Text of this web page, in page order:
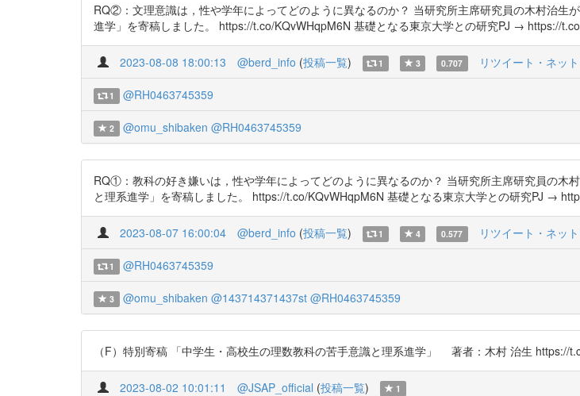
RQ②：文理意識は，性や学年によってどのように異なるのか？ 当研究所主席研究員の木村治生
進学」を寄稿しました。 https://t.co/KQvWHqpM6N 基礎となる東京大学との研究PJ → https://
2023-08-08 18:00:13 @berd_info (投稿一覧) 1 3 0.707 リツイート・ネッ
1 @RH0463745359
2 @omu_shibaken @RH0463745359
RQ①：教科の好き嫌いは，性や学年によってどのように異なるのか？ 当研究所主席研究員の木
と理系進学」を寄稿しました。 https://t.co/KQvWHqpM6N 基礎となる東京大学との研究PJ →
2023-08-07 16:00:04 @berd_info (投稿一覧) 1 4 0.577 リツイート・ネッ
1 @RH0463745359
3 @omu_shibaken @143714371437st @RH0463745359
（F）特別寄稿 「中学生・高校生の理数教科の苦手意識と理系進学」 著者：木村 治生 https://
2023-08-02 10:01:11 @JSAP_official (投稿一覧) 1